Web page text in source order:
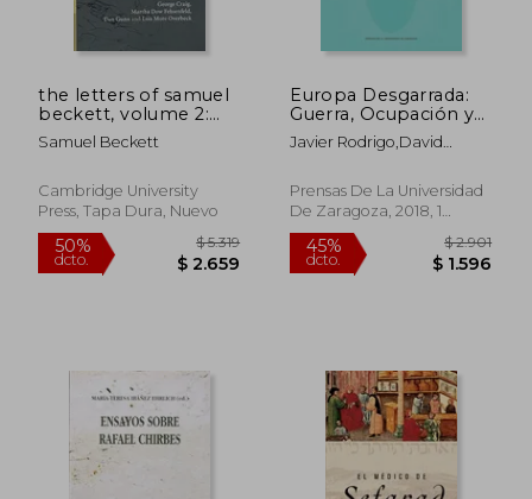
dcto.
45%
dcto.
the letters of samuel
beckett, volume 2:
1941-1956 (en Inglés)
Samuel Beckett
Cambridge University
Press, Tapa Dura, Nuevo
Europa Desgarrada:
Guerra, Ocupación y
Violencia, 1900-1950
Javier Rodrigo,David
Alonso Ibarra
Prensas De La Universidad
De Zaragoza, 2018, 1
Edición, Tapa Blanda,
Nuevo